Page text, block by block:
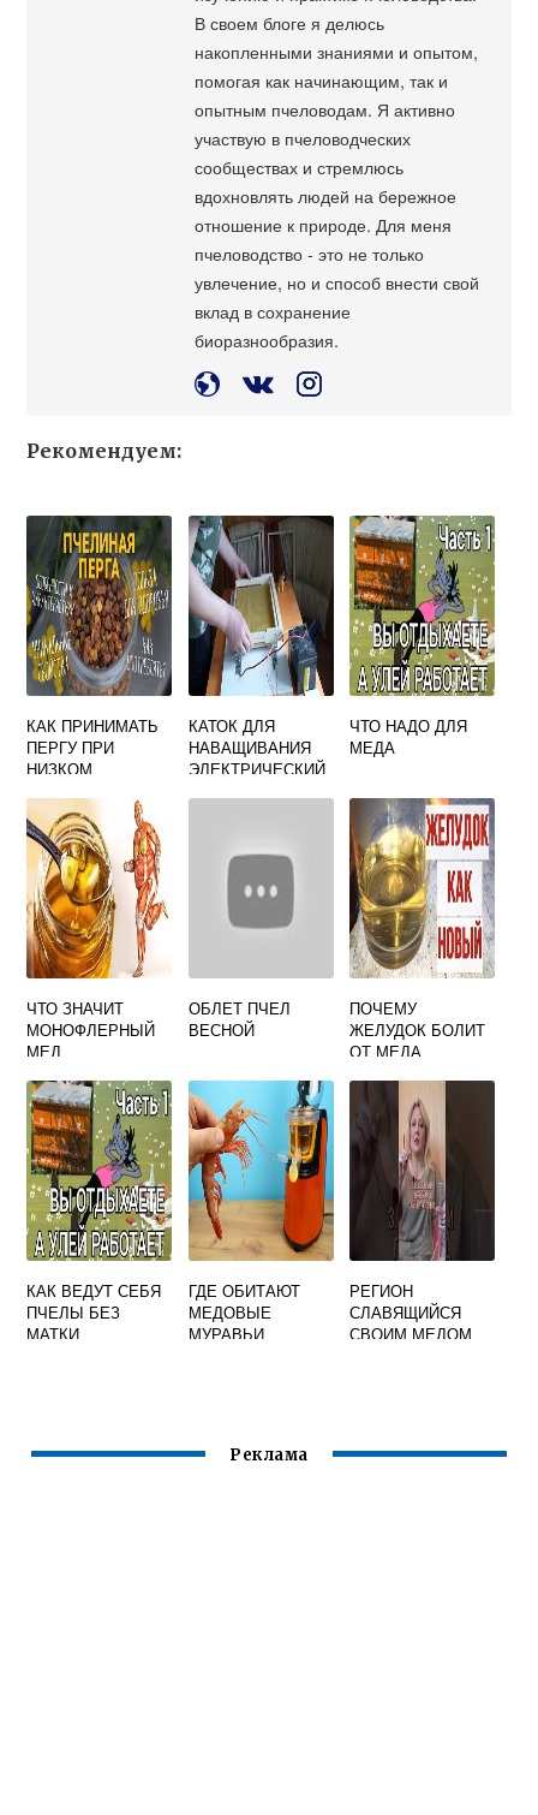
В своем блоге я делюсь
накопленными знаниями и опытом,
помогая как начинающим, так и
опытным пчеловодам. Я активно
участвую в пчеловодческих
сообществах и стремлюсь
вдохновлять людей на бережное
отношение к природе. Для меня
пчеловодство - это не только
увлечение, но и способ внести свой
вклад в сохранение
биоразнообразия.
Рекомендуем:
КАК ПРИНИМАТЬ
ПЕРГУ ПРИ
НИЗКОМ
КАТОК ДЛЯ
НАВАЩИВАНИЯ
ЭЛЕКТРИЧЕСКИЙ
ЧТО НАДО ДЛЯ
МЕДА
ЧТО ЗНАЧИТ
МОНОФЛЕРНЫЙ
МЕД
ОБЛЕТ ПЧЕЛ
ВЕСНОЙ
ПОЧЕМУ
ЖЕЛУДОК БОЛИТ
ОТ МЕДА
КАК ВЕДУТ СЕБЯ
ПЧЕЛЫ БЕЗ
МАТКИ
ГДЕ ОБИТАЮТ
МЕДОВЫЕ
МУРАВЬИ
РЕГИОН
СЛАВЯЩИЙСЯ
СВОИМ МЕДОМ
Реклама